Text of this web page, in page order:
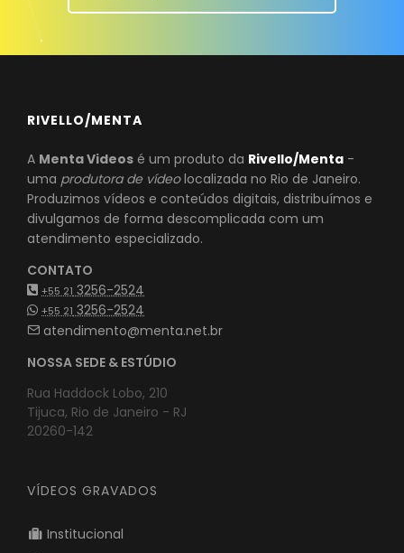
RIVELLO/MENTA
A Menta Videos é um produto da Rivello/Menta -
uma produtora de vídeolocalizada no Rio de Janeiro.
Produzimos vídeos e conteúdos digitais, distribuímos e
divulgamos de forma descomplicada com um
atendimento especializado.
CONTATO
+55 213256-2524
+55 213256-2524
atendimento@menta.net.br
NOSSA SEDE & ESTÚDIO
Rua Haddock Lobo, 210
Tijuca, Rio de Janeiro - RJ
20260-142
VÍDEOS GRAVADOS
Institucional